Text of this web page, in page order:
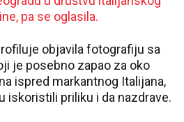
pa se oglasila.
objavila fotografiju sa
je posebno zapao za oko
ispred markantnog Italijana,
iskoristili priliku i da nazdrave.